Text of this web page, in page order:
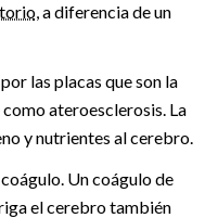
, a diferencia de un
las placas que son la
ateroesclerosis. La
y nutrientes al cerebro.
Un coágulo de
el cerebro también